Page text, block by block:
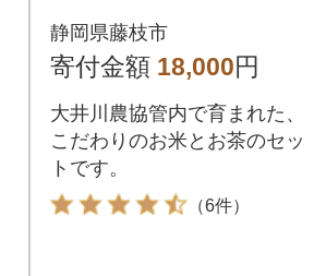
米)」・「JAおおいが
わのお茶80g」セット
静岡県藤枝市
寄付金額 18,000円
大井川農協管内で育まれた、
こだわりのお米とお茶のセッ
トです。
（6件）